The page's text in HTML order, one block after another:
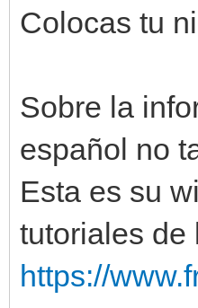
Colocas tu
Sobre la
español no
Esta es su
tutoriales de
https://